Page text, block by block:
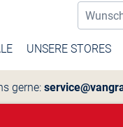
UNSERE STORES
gerne: